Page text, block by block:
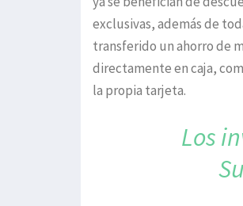
exclusivas, además de
transferido un ahorro de
directamente en caja,
la propia tarjeta.
Los